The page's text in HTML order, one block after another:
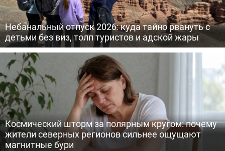
Небанальный отпуск 2026: куда тайно рвануть с
детьми без виз, толп туристов и адской жары
Космический шторм за полярным кругом: почему
жители северных регионов сильнее ощущают
магнитные бури